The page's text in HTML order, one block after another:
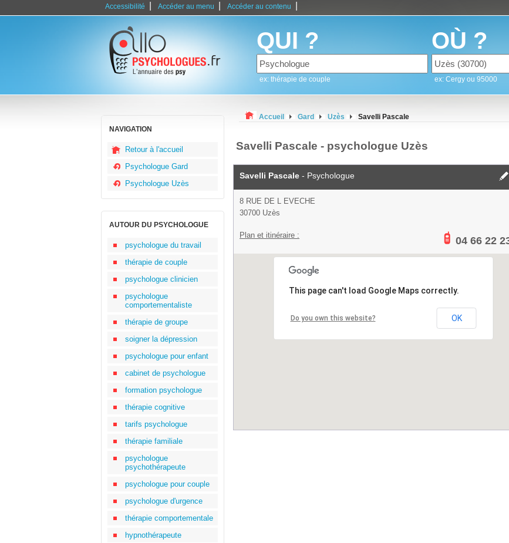
Accessibilité Accéder au menu Accéder au contenu
QUI ?
ex: thérapie de couple
OÙ ?
ex: Cergy ou 95000
NAVIGATION
Retour à l'accueil
Psychologue Gard
Psychologue Uzès
AUTOUR DU PSYCHOLOGUE
psychologue du travail
thérapie de couple
psychologue clinicien
psychologue
comportementaliste
thérapie de groupe
soigner la dépression
psychologue pour enfant
cabinet de psychologue
formation psychologue
thérapie cognitive
tarifs psychologue
thérapie familiale
psychologue
psychothérapeute
psychologue pour couple
psychologue d'urgence
thérapie comportementale
hypnothérapeute
Accueil Gard Uzès Savelli Pascale
Savelli Pascale - psychologue Uzès
Savelli Pascale - Psychologue
8 RUE DE L EVECHE
30700 Uzès
Plan et itinéraire : 04 66 22
This page can't load Google Maps correctly.
Do you own this website? OK